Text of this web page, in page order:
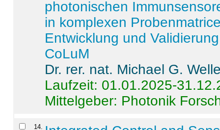
photonischen
in komplexen
Entwicklung und
CoLuM
Dr. rer. nat. Michael G.
Laufzeit: 01.01.2025-
Mittelgeber: Photonik
14